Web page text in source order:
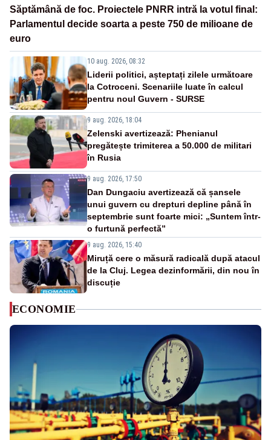
Săptămână de foc. Proiectele PNRR intră la votul final:
Parlamentul decide soarta a peste 750 de milioane de
euro
10 aug. 2026, 08:32
Liderii politici, așteptați zilele următoare
la Cotroceni. Scenariile luate în calcul
pentru noul Guvern - SURSE
9 aug. 2026, 18:04
Zelenski avertizează: Phenianul
pregătește trimiterea a 50.000 de militari
în Rusia
9 aug. 2026, 17:50
Dan Dungaciu avertizează că șansele
unui guvern cu drepturi depline până în
septembrie sunt foarte mici: „Suntem într-
o furtună perfectă”
9 aug. 2026, 15:40
Miruță cere o măsură radicală după atacul
de la Cluj. Legea dezinformării, din nou în
discuție
ECONOMIE